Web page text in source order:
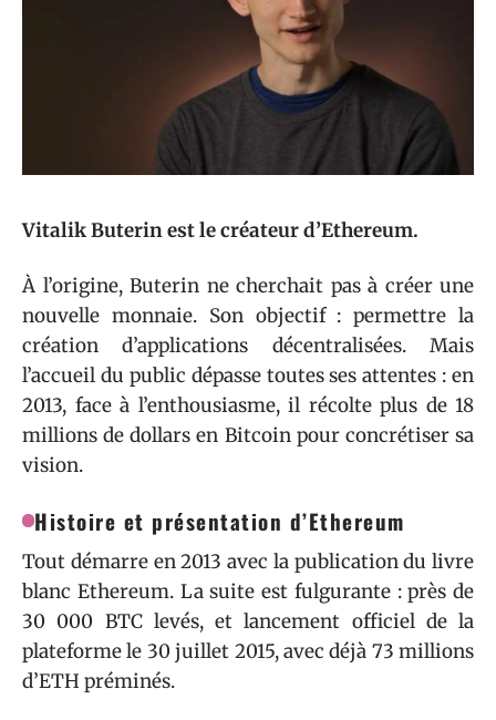
Vitalik Buterin est le créateur d’Ethereum.
À l’origine, Buterin ne cherchait pas à créer une
nouvelle monnaie. Son objectif : permettre la
création d’applications décentralisées. Mais
l’accueil du public dépasse toutes ses attentes : en
2013, face à l’enthousiasme, il récolte plus de 18
millions de dollars en Bitcoin pour concrétiser sa
vision.
Histoire et présentation d’Ethereum
Tout démarre en 2013 avec la publication du livre
blanc Ethereum. La suite est fulgurante : près de
30 000 BTC levés, et lancement officiel de la
plateforme le 30 juillet 2015, avec déjà 73 millions
d’ETH préminés.